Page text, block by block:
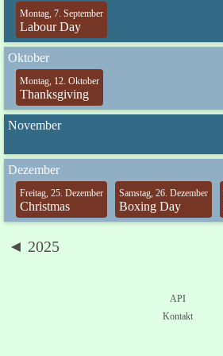
Montag, 7. September
Labour Day
Oktober
Montag, 12. Oktober
Thanksgiving
November
Dezember
Freitag, 25. Dezember
Christmas
Samstag, 26. Dezember
Boxing Day
◄ 2025
API
Kontakt